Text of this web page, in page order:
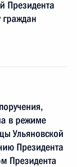
Президента
в режиме
Ульяновской
Президента
Президента